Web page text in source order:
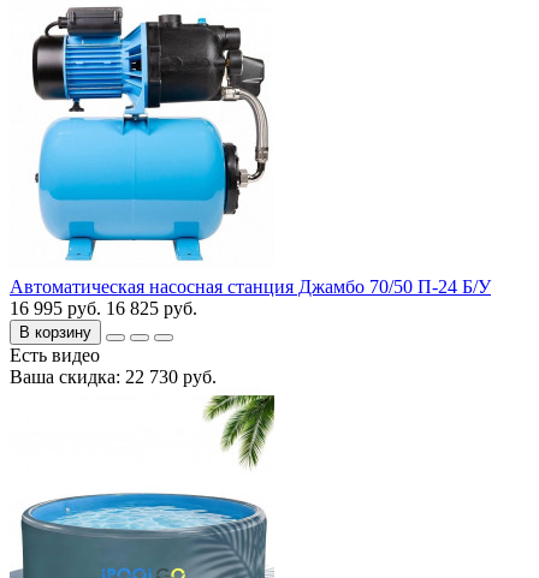
Автоматическая насосная станция Джамбо 70/50 П-24 Б/У
16 995 руб. 16 825 руб.
В корзину
Есть видео
Ваша скидка: 22 730 руб.